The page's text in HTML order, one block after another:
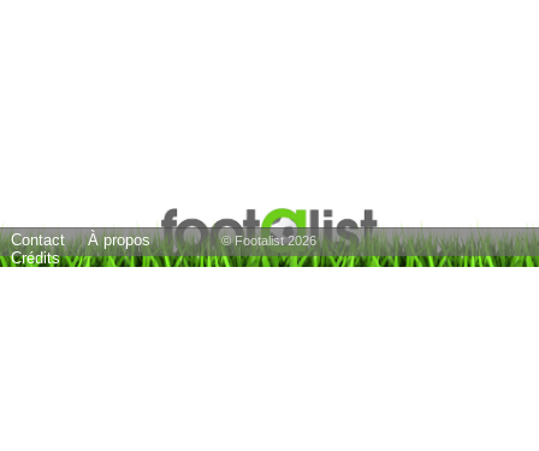
Contact
À propos
Crédits
© Footalist 2026